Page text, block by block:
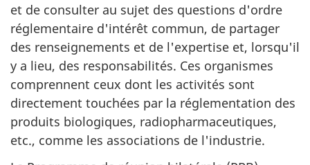
et de consulter au sujet des questions d'ordre
réglementaire d'intérêt commun, de partager
des renseignements et de l'expertise et, lorsqu'il
y a lieu, des responsabilités. Ces organismes
comprennent ceux dont les activités sont
directement touchées par la réglementation des
produits biologiques, radiopharmaceutiques,
etc., comme les associations de l'industrie.